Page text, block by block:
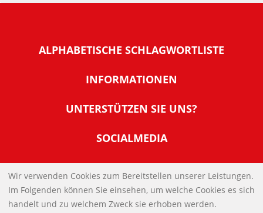
ALPHABETISCHE SCHLAGWORTLISTE
INFORMATIONEN
Warum NachDenkSeiten
Tipps zur Nutzung der NachDenkSeiten
Banner und E-Mail-Signaturen
Links
Kontakt
UNTERSTÜTZEN SIE UNS?
Werden Sie Fördermitglied
Spenden Sie Online
SOCIALMEDIA
IMPRESSUM
DATENSCHUTZERKLÄRUNG
Wir verwenden Cookies zum Bereitstellen unserer Leistungen.
Im Folgenden können Sie einsehen, um welche Cookies es sich
handelt und zu welchem Zweck sie erhoben werden.